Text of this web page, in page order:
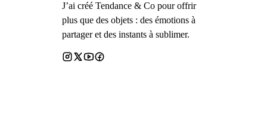
J’ai créé Tendance & Co pour offrir
plus que des objets : des émotions à
partager et des instants à sublimer.